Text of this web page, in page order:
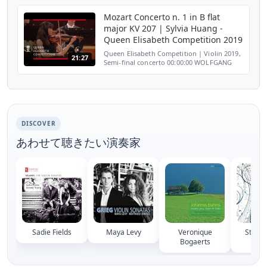
21:27
Mozart Concerto n. 1 in B flat
major KV 207 | Sylvia Huang -
Queen Elisabeth Competition 2019
Queen Elisabeth Competition | Violin 2019,
Semi-final concerto 00:00:00 WOLFGANG
Adagio 00:07:54 Pr...
DISCOVER
あわせて聴きたい演奏家
Sadie Fields Maya Levy
Veronique
Bogaerts